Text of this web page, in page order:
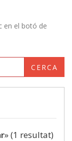
en el botó de
CERCA
» (1 resultat)